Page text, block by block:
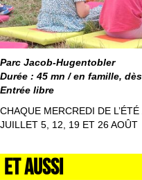
Parc Jacob-Hugentobler
Durée : 45 mn / en famille,
Entrée libre
CHAQUE MERCREDI DE
JUILLET 5, 12, 19 ET 26 AOÛT
ET AUSSI